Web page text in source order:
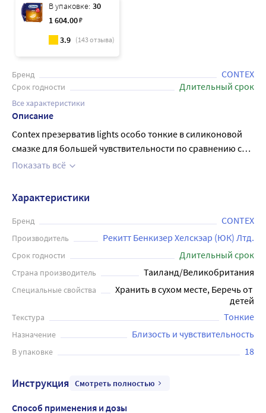
В упаковке: 30
1 604.00₽
3.9 (143отзыва)
Бренд CONTEX
Срок годности Длительный срок
Все характеристики
Описание
Contex презерватив lights особо тонкие в силиконовой
смазке для большей чувствительности по сравнению с
презервативами Contex Classic. Особо тонкие
снижая уровня защиты. Не рекомендуется использовать
ректально. Презервативы Contex производятся из
натурального латекса на современном
автоматизированном оборудовании и проходят
электронную проверку герметичности), что гарантирует
их высокое качество и высокие потребительские
свойства. Каждый презерватив обильно смазан
гипоаллергенным силиконом для лёгкого и приятного
проникновения. Все презервативы Contex
предназначены для одноразового использования. В
упаковке содержится 18 штук. Использование гелей-
наслаждение от секса. Помните! Ни одно средство
контрацепции не даёт 100% защиты, но если вы
используете качественный презерватив с нормальным
Показать всё
Характеристики
Бренд CONTEX
Производитель Рекитт Бенкизер Хелскэар (ЮК) Лтд.
Срок годности Длительный срок
Страна производитель Таиланд/Великобритания
Специальные свойства
Хранить в сухом месте, Беречь от
детей
Текстура Тонкие
Назначение Близость и чувствительность
В упаковке 18
Инструкция Смотреть полностью
Способ применения и дозы